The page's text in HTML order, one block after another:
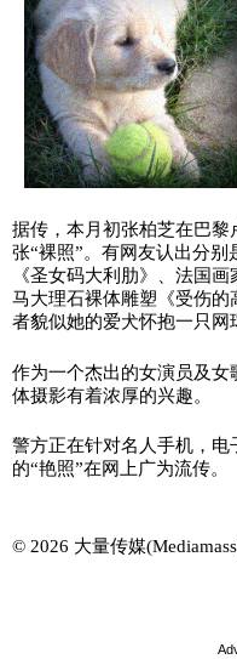
据传，本月初张柏芝在巴
张“裸照”。有网友认出分
《圣女码大利肋》、法国
马大理石裸体雕塑《受伤
者貌似她的爱犬怀抱一只网
作为一个杰出的女演员及
体摄影有着浓厚的兴趣。
警方正在针对名人手机，电
的“艳照”在网上广为流传。
© 2026 大量传媒